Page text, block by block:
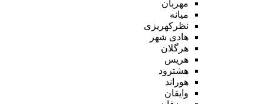
مهربان
میانه
نظرکهریزی
هادی شهر
هرگلان
هریس
هشترود
هوراند
وایقان